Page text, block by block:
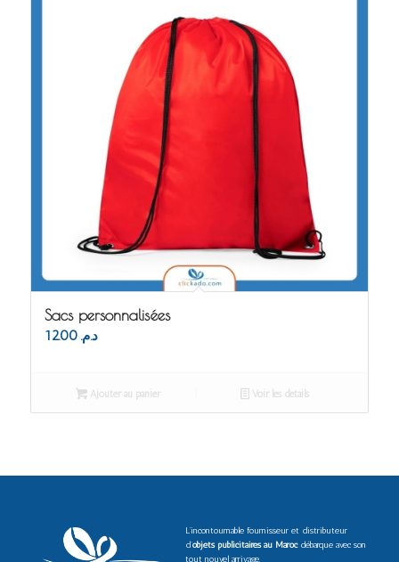
Sacs personnalisées
د.م. 12.00
Ajouter au panier Voir les détails
L’incontournable fournisseur et distributeur
d’objets publicitaires au Marocdébarque avec son
tout nouvel arrivage.